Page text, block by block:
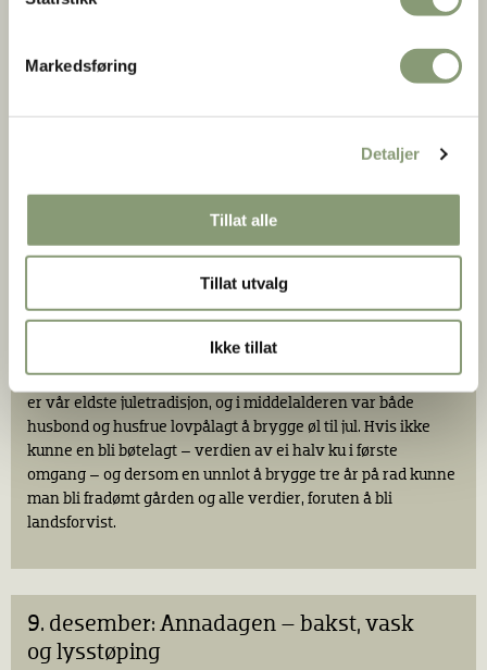
Markedsføring
Detaljer
Tillat alle
Tillat utvalg
Ikke tillat
8. desember: Marimesse – kvinnelig
Marimesse er en merkedag til minne om jomfru Marias
og det var derfor en gunstig dag for frieri og giftermål. Det
var likevel ikke en dag for bare romantikk og kos. I Setesdal
skulle alle klær vaskes denne dagen, slik at de var rene og
fiskegarn og nøter skulle bøtes og bindes med tanke på
neste års fiske.
Viktigst var imidlertid at dette var dagen da man mange
steder i landet skulle begynne å brygge juleølet. Godt øl til jul
er vår eldste juletradisjon, og i middelalderen var både
husbond og husfrue lovpålagt å brygge øl til jul. Hvis ikke
kunne en bli bøtelagt – verdien av ei halv ku i første
omgang – og dersom en unnlot å brygge tre år på rad kunne
man bli fradømt gården og alle verdier, foruten å bli
landsforvist.
9. desember: Annadagen – bakst, vask
og lysstøping